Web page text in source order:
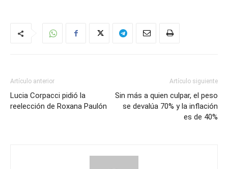
Artículo anterior
Lucia Corpacci pidió la
reelección de Roxana Paulón
Artículo siguiente
Sin más a quien culpar, el peso
se devalúa 70% y la inflación
es de 40%